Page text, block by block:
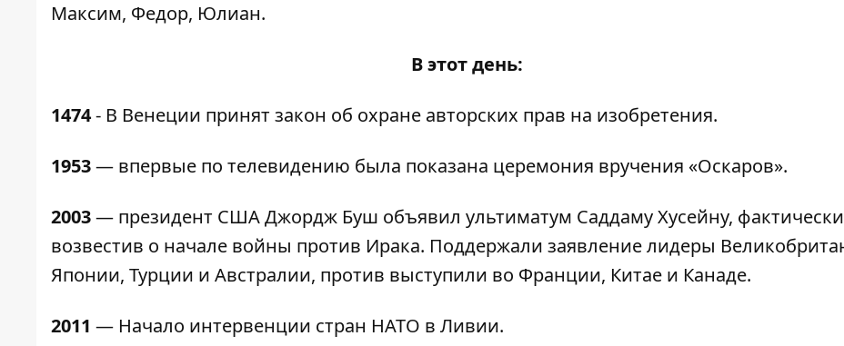
Максим, Федор, Юлиан.
В этот день:
1474- В Венеции принят закон об охране авторских прав на изобретения.
1953— впервые по телевидению была показана церемония вручения «Оскаров».
2003— президент США Джордж Буш объявил ультиматум Саддаму Хусейну, фактически
возвестив о начале войны против Ирака. Поддержали заявление лидеры
Японии, Турции и Австралии, против выступили во Франции, Китае и Канаде.
2011 — Начало интервенции стран НАТО в Ливии.